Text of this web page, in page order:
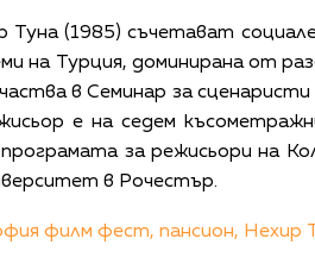
(1985) съчетават
на Турция, доминирана от
в Семинар за
е на седем
за режисьори на
в Рочестър.
филм фест, пансион, Нехир